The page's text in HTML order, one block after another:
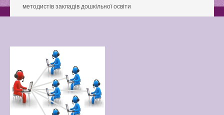
методистів закладів дошкільної освіти